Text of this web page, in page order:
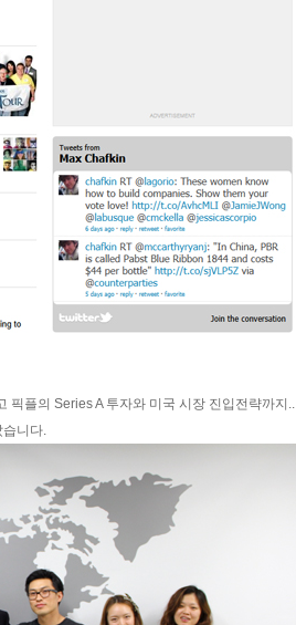
픽플의 Series A 투자와 미국 시장 진입전략까지..
습니다.